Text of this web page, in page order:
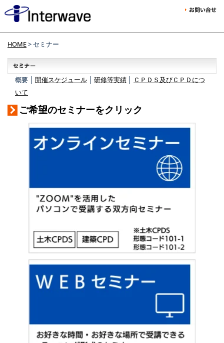
HOME> セミナー
概要 │ 開催スケジュール 研修等実績
ＣＰＤＳ及びＣＰＤにつ
いて
ご希望のセミナーをクリック